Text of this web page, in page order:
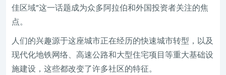
佳区域”这一话题成为众多阿拉伯和外国投资者关注的焦
点。
人们的兴趣源于这座城市正在经历的快速城市转型，以及
现代化地铁网络、高速公路和大型住宅项目等重大基础设
施建设，这些都改变了许多社区的特征。